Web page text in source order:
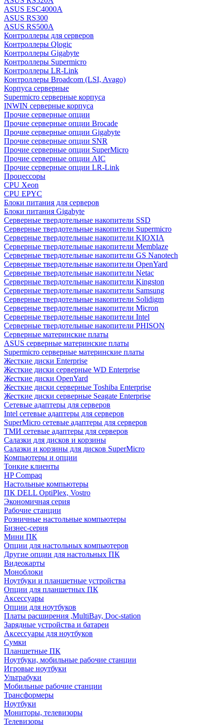
ASUS ESC4000A
ASUS RS300
ASUS RS500A
Контроллеры для серверов
Контроллеры Qlogic
Контроллеры Gigabyte
Контроллеры Supermicro
Контроллеры LR-Link
Контроллеры Broadcom (LSI, Avago)
Корпуса серверные
Supermicro серверные корпуса
INWIN серверные корпуса
Прочие серверные опции
Прочие серверные опции Brocade
Прочие серверные опции Gigabyte
Прочие серверные опции SNR
Прочие серверные опции SuperMicro
Прочие серверные опции AIC
Прочие серверные опции LR-Link
Процессоры
CPU Xeon
CPU EPYC
Блоки питания для серверов
Блоки питания Gigabyte
Серверные твердотельные накопители SSD
Cерверные твердотельные накопители Supermicro
Cерверные твердотельные накопители KIOXIA
Cерверные твердотельные накопители Memblaze
Cерверные твердотельные накопители GS Nanotech
Серверные твердотельные накопители OpenYard
Серверные твердотельные накопители Netac
Cерверные твердотельные накопители Kingston
Cерверные твердотельные накопители Samsung
Cерверные твердотельные накопители Solidigm
Cерверные твердотельные накопители Micron
Cерверные твердотельные накопители Intel
Cерверные твердотельные накопители PHISON
Серверные материнские платы
ASUS серверные материнские платы
Supermicro серверные материнские платы
Жесткие диски Enterprise
Жесткие диски серверные WD Enterprise
Жесткие диски OpenYard
Жесткие диски серверные Toshiba Enterprise
Жесткие диски серверные Seagate Enterprise
Сетевые адаптеры для серверов
Intel сетевые адаптеры для серверов
SuperMicro сетевые адаптеры для серверов
ТМИ сетевые адаптеры для серверов
Салазки для дисков и корзины
Салазки и корзины для дисков SuperMicro
Компьютеры и опции
Тонкие клиенты
HP Compaq
Настольные компьютеры
ПК DELL OptiPlex, Vostro
Экономичная серия
Рабочие станции
Розничные настольные компьютеры
Бизнес-серия
Мини ПК
Опции для настольных компьютеров
Другие опции для настольных ПК
Видеокарты
Моноблоки
Ноутбуки и планшетные устройства
Опции для планшетных ПК
Аксессуары
Опции для ноутбуков
Платы расширения ,MultiBay, Doc-station
Зарядные устройства и батареи
Аксессуары для ноутбуков
Сумки
Планшетные ПК
Ноутбуки, мобильные рабочие станции
Игровые ноутбуки
Ультрабуки
Мобильные рабочие станции
Трансформеры
Ноутбуки
Мониторы, телевизоры
Телевизоры